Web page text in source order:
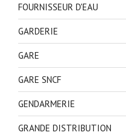
FOURNISSEUR D'EAU
GARDERIE
GARE
GARE SNCF
GENDARMERIE
GRANDE DISTRIBUTION